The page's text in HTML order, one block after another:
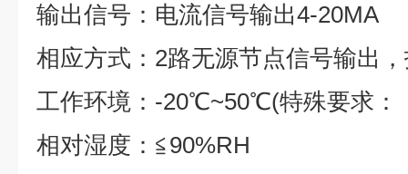
输出信号：电流信号输出4-20MA
相应方式： 2路无源节点信号输出
工作环境： -20℃~50℃(特殊要求：
相对湿度： ≦90%RH